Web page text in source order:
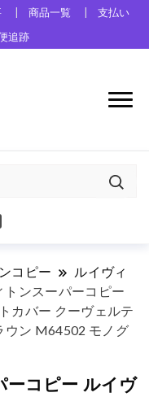
商品一覧
支払い
追跡
コピー
ルイヴィ
トンスーパーコピー
カバー クーヴェルテ
ウン M64502 モノグ
ーコピー ルイヴ